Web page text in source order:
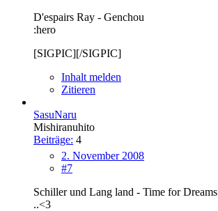
D'espairs Ray - Genchou
:hero
[SIGPIC][/SIGPIC]
Inhalt melden
Zitieren
SasuNaru
Mishiranuhito
Beiträge: 4
2. November 2008
#7
Schiller und Lang land - Time for Dreams
..<3